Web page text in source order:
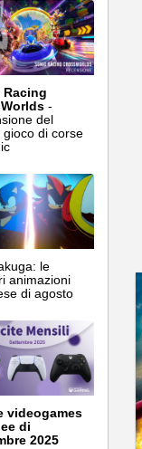
Racing
-
del
gioco di corse
le
animazioni
di agosto
videogames
di
2025